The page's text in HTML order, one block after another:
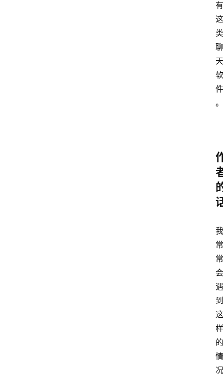
有
这
类
聊
天
软
件
。
我
常
常
会
遇
到
这
样
的
情
况